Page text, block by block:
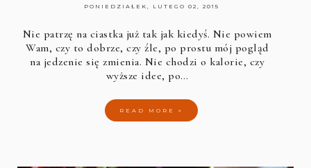
PONIEDZIAŁEK, LUTEGO 02, 2015
Nie patrzę na ciastka już tak jak kiedyś. Nie powiem
Wam, czy to dobrze, czy źle, po prostu mój pogląd
na jedzenie się zmienia. Nie chodzi o kalorie, czy
wyższe idee, po…
READ MORE »